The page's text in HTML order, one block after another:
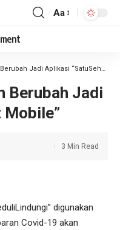
Aa
Jadi Aplikasi “SatuSehat Mobile”
Berubah Jadi
Mobile”
3 Min Read
digunakan
Covid-19 akan